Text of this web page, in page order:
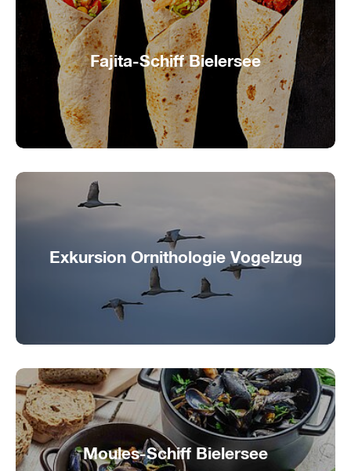
Fajita-Schiff Bielersee
Fajita-Plausch auf dem Bielersee
Exkursion Ornithologie Vogelzug
Ornithologische Exkursion über den Vogelzug auf
Moules-Schiff Bielersee